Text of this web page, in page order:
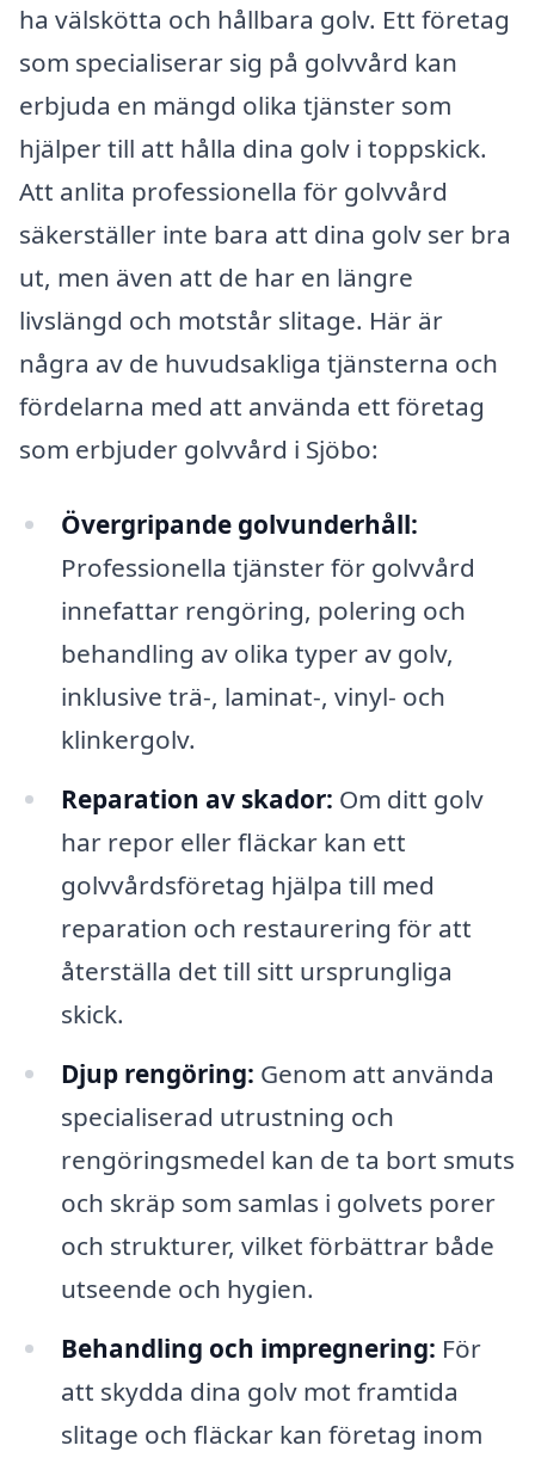
ha välskötta och hållbara golv. Ett företag
som specialiserar sig på golvvård kan
erbjuda en mängd olika tjänster som
hjälper till att hålla dina golv i toppskick.
Att anlita professionella för golvvård
säkerställer inte bara att dina golv ser bra
ut, men även att de har en längre
livslängd och motstår slitage. Här är
några av de huvudsakliga tjänsterna och
fördelarna med att använda ett företag
som erbjuder golvvård i Sjöbo:
Övergripande golvunderhåll:
Professionella tjänster för golvvård
innefattar rengöring, polering och
behandling av olika typer av golv,
inklusive trä-, laminat-, vinyl- och
klinkergolv.
Reparation av skador: Om ditt golv
har repor eller fläckar kan ett
golvvårdsföretag hjälpa till med
reparation och restaurering för att
återställa det till sitt ursprungliga
skick.
Djup rengöring: Genom att använda
specialiserad utrustning och
rengöringsmedel kan de ta bort smuts
och skräp som samlas i golvets porer
och strukturer, vilket förbättrar både
utseende och hygien.
Behandling och impregnering: För
att skydda dina golv mot framtida
slitage och fläckar kan företag inom